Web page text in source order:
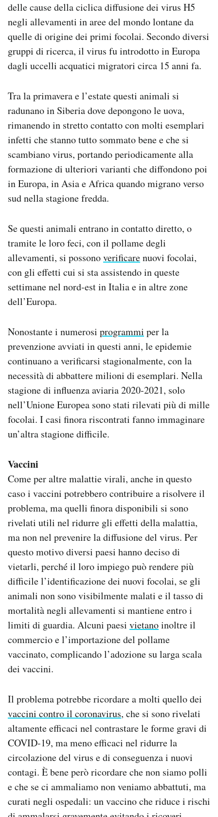
delle cause della ciclica diffusione dei virus H5
negli allevamenti in aree del mondo lontane da
quelle di origine dei primi focolai. Secondo diversi
gruppi di ricerca, il virus fu introdotto in Europa
dagli uccelli acquatici migratori circa 15 anni fa.
Tra la primavera e l’estate questi animali si
radunano in Siberia dove depongono le uova,
rimanendo in stretto contatto con molti esemplari
infetti che stanno tutto sommato bene e che si
scambiano virus, portando periodicamente alla
formazione di ulteriori varianti che diffondono poi
in Europa, in Asia e Africa quando migrano verso
sud nella stagione fredda.
Se questi animali entrano in contatto diretto, o
tramite le loro feci, con il pollame degli
allevamenti, si possonoverificarenuovi focolai,
con gli effetti cui si sta assistendo in queste
settimane nel nord-est in Italia e in altre zone
dell’Europa.
Nonostante i numerosi programmi per la
prevenzione avviati in questi anni, le epidemie
continuano a verificarsi stagionalmente, con la
necessità di abbattere milioni di esemplari. Nella
stagione di influenza aviaria 2020-2021, solo
nell’Unione Europea sono stati rilevati più di mille
focolai. I casi finora riscontrati fanno immaginare
un’altra stagione difficile.
Vaccini
Come per altre malattie virali, anche in questo
caso i vaccini potrebbero contribuire a risolvere il
problema, ma quelli finora disponibili si sono
rivelati utili nel ridurre gli effetti della malattia,
ma non nel prevenire la diffusione del virus. Per
questo motivo diversi paesi hanno deciso di
vietarli, perché il loro impiego può rendere più
difficile l’identificazione dei nuovi focolai, se gli
animali non sono visibilmente malati e il tasso di
mortalità negli allevamenti si mantiene entro i
limiti di guardia. Alcuni paesi vietanoinoltre il
commercio e l’importazione del pollame
vaccinato, complicando l’adozione su larga scala
dei vaccini.
Il problema potrebbe ricordare a molti quello dei
vaccini contro il coronavirus, che si sono rivelati
altamente efficaci nel contrastare le forme gravi di
COVID-19, ma meno efficaci nel ridurre la
circolazione del virus e di conseguenza i nuovi
contagi. È bene però ricordare che non siamo polli
e che se ci ammaliamo non veniamo abbattuti, ma
curati negli ospedali: un vaccino che riduce i rischi